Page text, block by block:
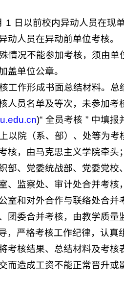
1 日以前校内异动人员在现
动人员在异动前单位考核。
情况不能参加考核，须由
盖单位公章。
工作形成书面总结材料。
人员名单及等次，未参加考
)“ 全员考核 ” 中填报
以院（系、部）、处等为
核，由马克思主义学院牵
部、党委统战部、党委党
、监察处、审计处合并考核
室和对外合作与联络处合
团委合并考核，由教学质量
，严格考核工作纪律，认真
考核结果、总结材料及考
而造成工资不能正常晋升或